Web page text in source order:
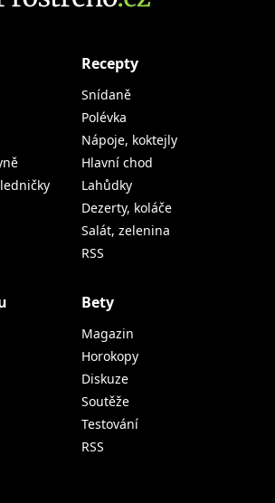
Recepty
Snídaně
Polévka
Nápoje, koktejly
Hlavní chod
Lahůdky
Dezerty, koláče
Salát, zelenina
RSS
Bety
Magazin
Horokopy
Diskuze
Soutěže
Testování
RSS